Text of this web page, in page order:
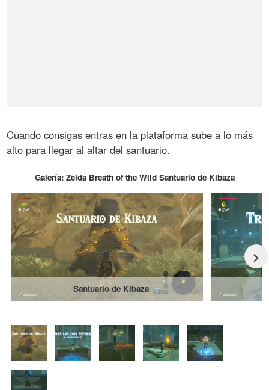
Cuando consigas entras en la plataforma sube a lo más
alto para llegar al altar del santuario.
Galería: Zelda Breath of the Wild Santuario de Kibaza
>
Santuario de Kibaza